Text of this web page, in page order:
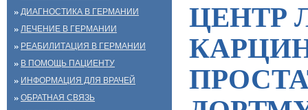
ДИАГНОСТИКА В ГЕРМАНИИ
ЛЕЧЕНИЕ В ГЕРМАНИИ
РЕАБИЛИТАЦИЯ В ГЕРМАНИИ
В ПОМОЩЬ ПАЦИЕНТУ
ИНФОРМАЦИЯ ДЛЯ ВРАЧЕЙ
ОБРАТНАЯ СВЯЗЬ
ЦЕНТР